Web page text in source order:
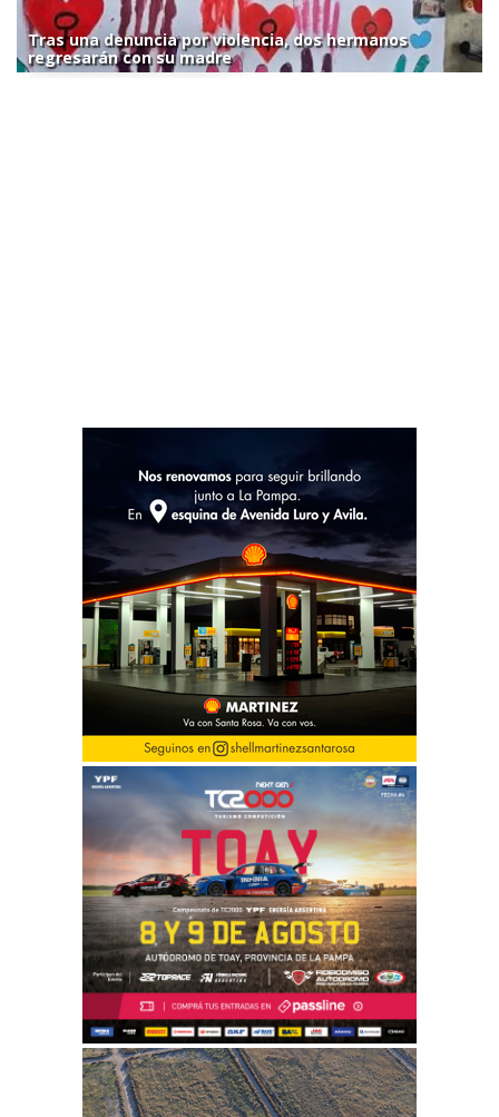
Tras una denuncia por violencia, dos hermanos
regresarán con su madre